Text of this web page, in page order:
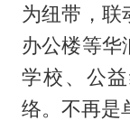
为纽带，联
办公楼等华
学校、公
络。不再是